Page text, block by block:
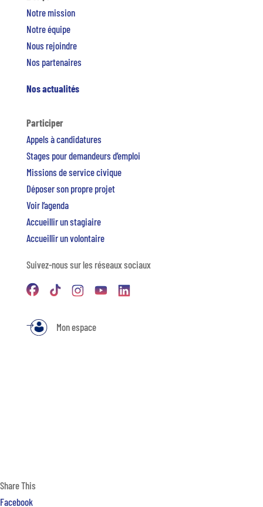
Notre mission
Notre équipe
Nous rejoindre
Nos partenaires
Nos actualités
Participer
Appels à candidatures
Stages pour demandeurs d’emploi
Missions de service civique
Déposer son propre projet
Voir l’agenda
Accueillir un stagiaire
Accueillir un volontaire
Suivez-nous sur les réseaux sociaux
Mon espace
Share This
Facebook